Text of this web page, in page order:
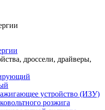
дроссели, драйверы,
устройство (ИЗУ)
розжига